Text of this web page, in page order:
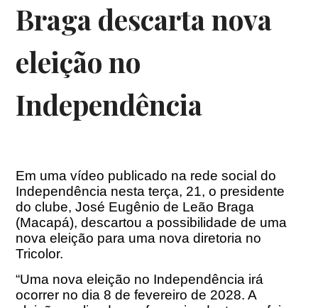
Braga descarta nova
eleição no
Independência
Em uma vídeo publicado na rede social do
Independência nesta terça, 21, o presidente
do clube, José Eugênio de Leão Braga
(Macapá), descartou a possibilidade de uma
nova eleição para uma nova diretoria no
Tricolor.
“Uma nova eleição no Independência irá
ocorrer no dia 8 de fevereiro de 2028. A